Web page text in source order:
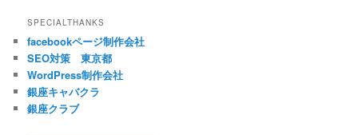
SPECIALTHANKS
facebookページ制作会社
SEO対策 東京都
WordPress制作会社
銀座キャバクラ
銀座クラブ